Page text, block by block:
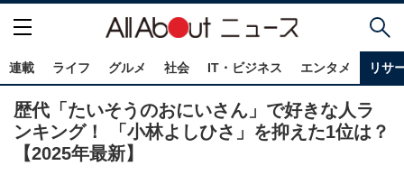
連載 ライフ グルメ 社会 IT・ビジネス エンタメ リサ
歴代「たいそうのおにいさん」で好きな人ラ
ンキング！ 「小林よしひさ」を抑えた1位は？
【2025年最新】